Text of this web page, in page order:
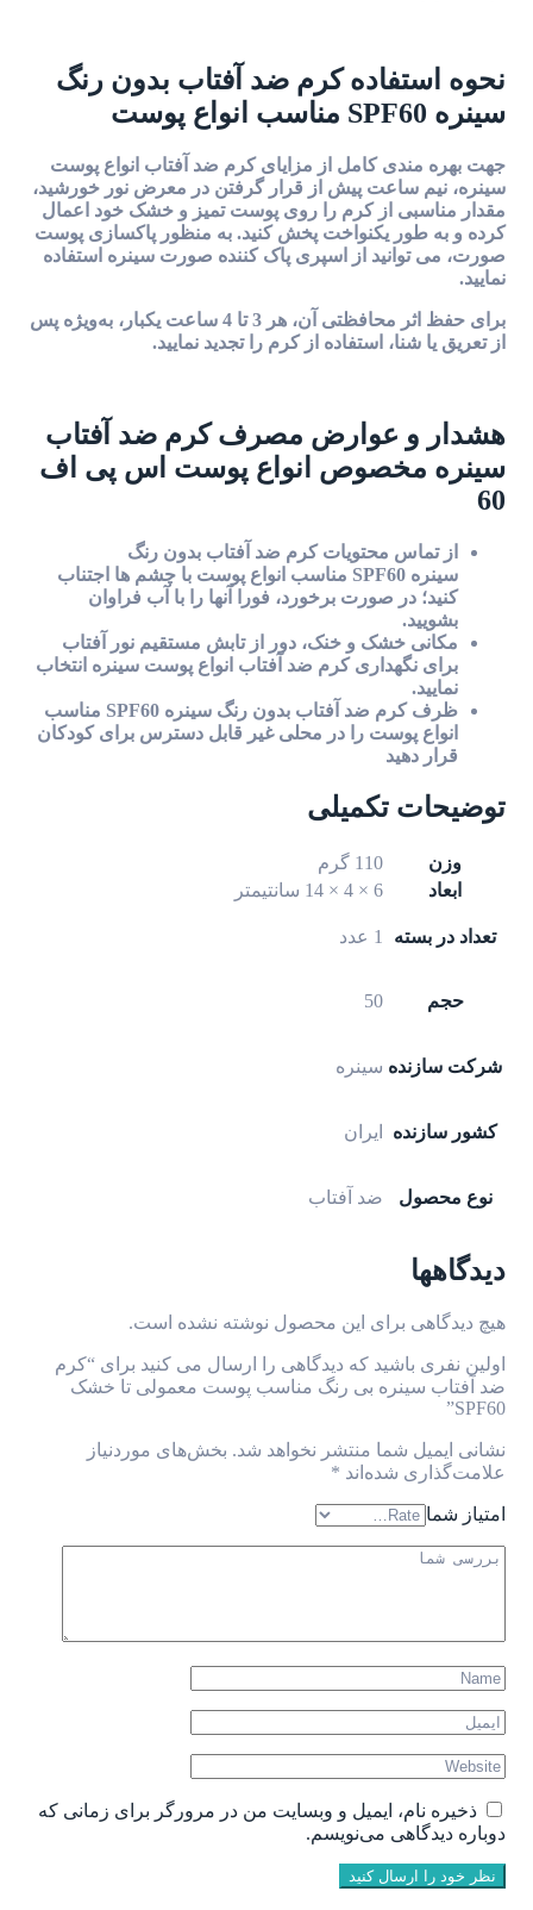
نحوه استفاده کرم ضد آفتاب بدون رنگ
سینره SPF60 مناسب انواع پوست
جهت بهره ‌مندی کامل از مزایای کرم ضد آفتاب انواع پوست
سینره، نیم ساعت پیش از قرار گرفتن در معرض نور خورشید،
مقدار مناسبی از کرم را روی پوست تمیز و خشک خود اعمال
کرده و به ‌طور یکنواخت پخش کنید. به منظور پاکسازی پوست
صورت، می توانید از اسپری پاک کننده صورت سینره استفاده
نمایید.
برای حفظ اثر محافظتی آن، هر 3 تا 4 ساعت یکبار، به‌ویژه پس
از تعریق یا شنا، استفاده از کرم را تجدید نمایید.
هشدار و عوارض مصرف کرم ضد آفتاب
سینره مخصوص انواع پوست اس پی اف
60
از تماس محتویات کرم ضد آفتاب بدون رنگ
سینره SPF60 مناسب انواع پوست با چشم ها اجتناب
کنید؛ در صورت برخورد، فورا آنها را با آب فراوان
بشویید.
مکانی خشک و خنک، دور از تابش مستقیم نور آفتاب
برای نگهداری کرم ضد آفتاب انواع پوست سینره انتخاب
نمایید.
ظرف کرم ضد آفتاب بدون رنگ سینره SPF60 مناسب
انواع پوست را در محلی غیر قابل دسترس برای کودکان
قرار دهید
توضیحات تکمیلی
وزن
110 گرم
ابعاد
6 × 4 × 14 سانتیمتر
تعداد در بسته 1 عدد
حجم 50
شرکت سازنده سینره
کشور سازنده ایران
نوع محصول ضد آفتاب
دیدگاهها
هیچ دیدگاهی برای این محصول نوشته نشده است.
اولین نفری باشید که دیدگاهی را ارسال می کنید برای “کرم
ضد آفتاب سینره بی رنگ مناسب پوست معمولی تا خشک
SPF60”
نشانی ایمیل شما منتشر نخواهد شد. بخش‌های موردنیاز
علامت‌گذاری شده‌اند *
امتیاز شما
ذخیره نام، ایمیل و وبسایت من در مرورگر برای زمانی که
دوباره دیدگاهی می‌نویسم.
نظر خود را ارسال کنید